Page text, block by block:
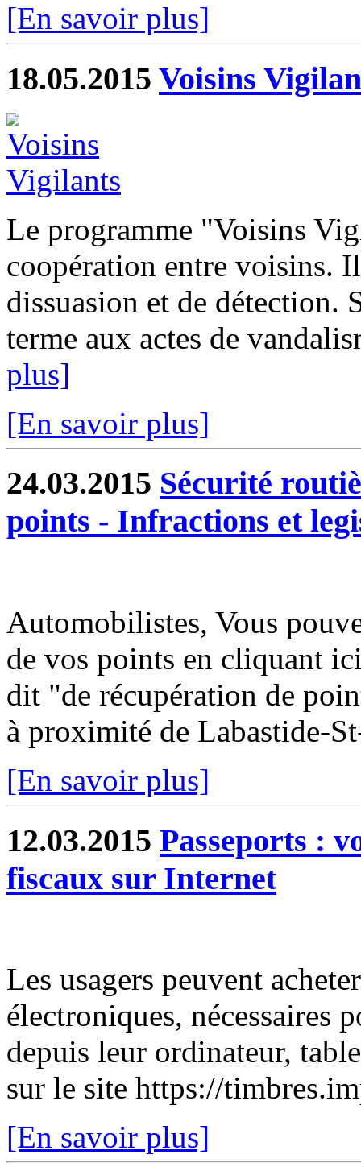
[En savoir plus]
18.05.2015 Voisins
Le programme "Voisins
coopération entre voisins.
dissuasion et de détection.
terme aux actes de
plus]
[En savoir plus]
24.03.2015 Sécurité
points - Infractions et
Automobilistes, Vous
de vos points en cliquant
dit "de récupération de
à proximité de Labastide-
[En savoir plus]
12.03.2015 Passeports :
fiscaux sur Internet
Les usagers peuvent
électroniques, nécessaires
depuis leur ordinateur,
sur le site https://
[En savoir plus]